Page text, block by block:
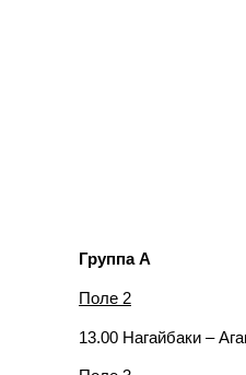
Группа А
Поле 2
13.00 Нагайбаки –